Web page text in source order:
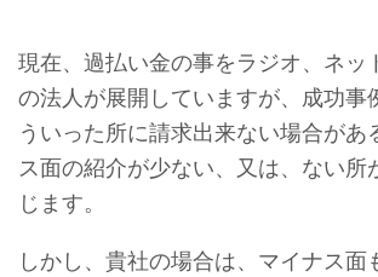
現在、過払い金の事をラジオ、ネッ
の法人が展開していますが、成功事
ういった所に請求出来ない場合があ
ス面の紹介が少ない、又は、ない所
じます。
しかし、貴社の場合は、マイナス面